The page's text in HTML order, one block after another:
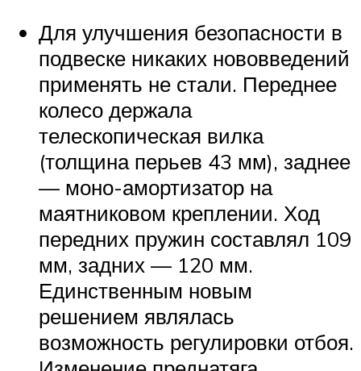
Для улучшения безопасности в
подвеске никаких нововведений
применять не стали. Переднее
колесо держала
телескопическая вилка
(толщина перьев 43 мм), заднее
— моно-амортизатор на
маятниковом креплении. Ход
передних пружин составлял 109
мм, задних — 120 мм.
Единственным новым
решением являлась
возможность регулировки отбоя.